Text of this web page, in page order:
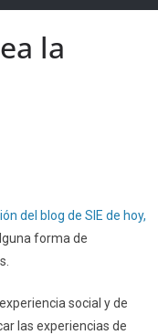
la
del blog de SIE de hoy,
forma de
social y de
las experiencias de